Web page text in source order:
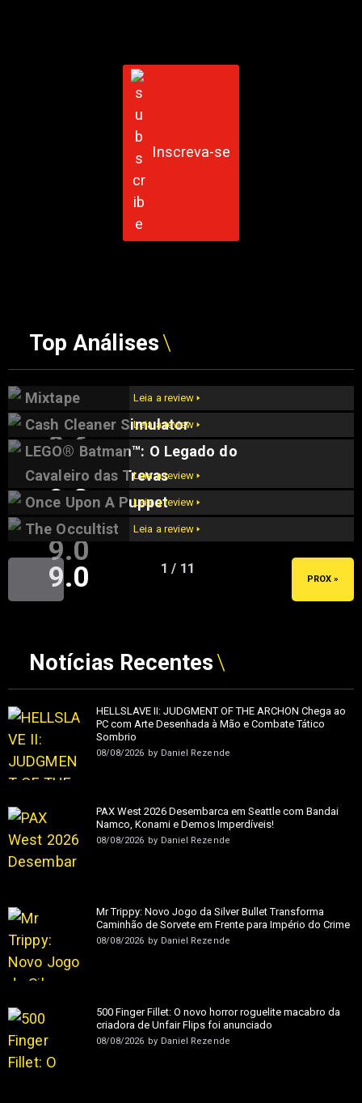
Inscreva-se
Top Análises
Mixtape
9.6
Leia a review 🢒
Cash Cleaner Simulator
9.5
Leia a review 🢒
LEGO® Batman™: O Legado do
Cavaleiro das Trevas
9.2
Leia a review 🢒
Once Upon A Puppet
9.0
Leia a review 🢒
The Occultist
9.0
Leia a review 🢒
1 / 11
PROX »
Notícias Recentes
HELLSLAVE II: JUDGMENT OF THE ARCHON Chega ao
PC com Arte Desenhada à Mão e Combate Tático
Sombrio
08/08/2026 by Daniel Rezende
PAX West 2026 Desembarca em Seattle com Bandai
Namco, Konami e Demos Imperdíveis!
08/08/2026 by Daniel Rezende
Mr Trippy: Novo Jogo da Silver Bullet Transforma
Caminhão de Sorvete em Frente para Império do Crime
08/08/2026 by Daniel Rezende
500 Finger Fillet: O novo horror roguelite macabro da
criadora de Unfair Flips foi anunciado
08/08/2026 by Daniel Rezende